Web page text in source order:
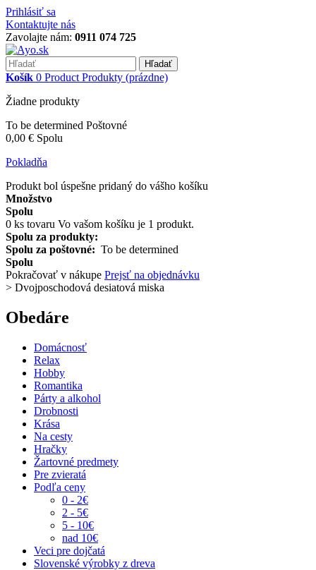
Prihlásiť sa
Kontaktujte nás
Zavolajte nám: 0911 074 725
Hľadať
Košík 0 Product Produkty (prázdne)
Žiadne produkty
To be determined Poštovné
0,00 € Spolu
Pokladňa
Produkt bol úspešne pridaný do vášho košíku
Množstvo
Spolu
0 ks tovaru Vo vašom košíku je 1 produkt.
Spolu za produkty:
Spolu za poštovné: To be determined
Spolu
Pokračovať v nákupe Prejsť na objednávku
> Dvojposchodová desiatová miska
Obedáre
Domácnosť
Relax
Hobby
Romantika
Párty a alkohol
Drobnosti
Krása
Na cesty
Hračky
Žartovné predmety
Pre zvieratá
Podľa ceny
0 - 2€
2 - 5€
5 - 10€
nad 10€
Veci pre dojčatá
Slovenské výrobky z dreva